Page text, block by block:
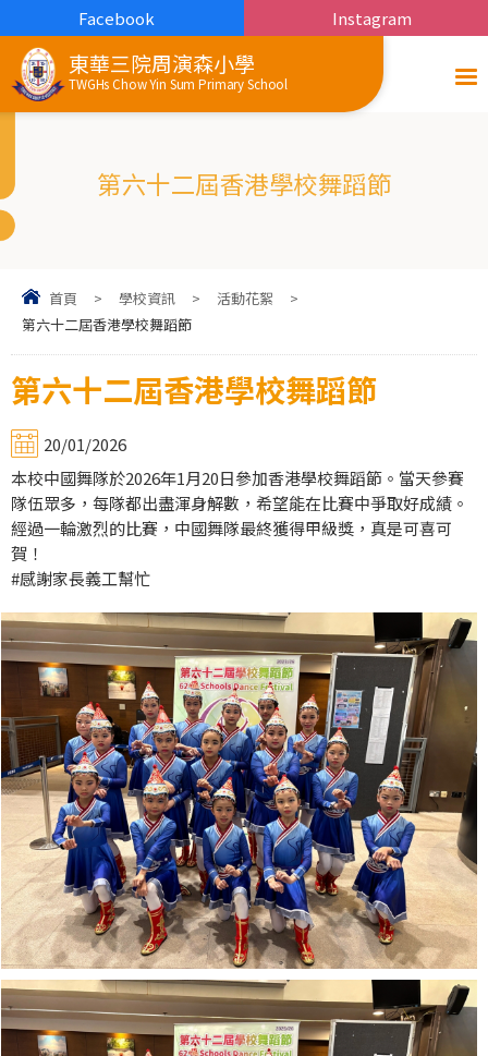
東華三院周演森小學
TWGHs Chow Yin Sum Primary School
Facebook Instagram
第六十二屆香港學校舞蹈節
首頁 > 學校資訊 > 活動花絮
>
第六十二屆香港學校舞蹈節
第六十二屆香港學校舞蹈節
20/01/2026
本校中國舞隊於2026年1月20日參加香港學校舞蹈節。當天參賽
隊伍眾多，每隊都出盡渾身解數，希望能在比賽中爭取好成績。
經過一輪激烈的比賽，中國舞隊最終獲得甲級獎，真是可喜可
賀！
#感謝家長義工幫忙